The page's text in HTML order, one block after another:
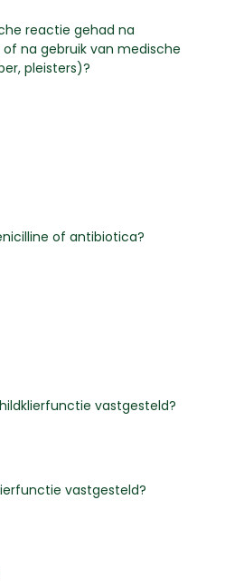
reactie gehad na
na gebruik van medische
pleisters)?
of antibiotica?
vastgesteld?
vastgesteld?